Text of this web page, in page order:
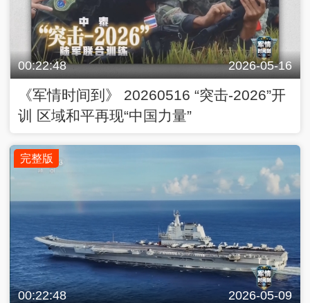
00:22:48 2026-05-16
《军情时间到》 20260516 “突击-2026”开
训 区域和平再现“中国力量”
完整版
00:22:48 2026-05-09